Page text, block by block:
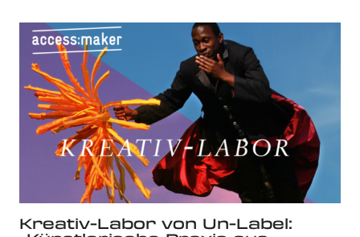
Kreativ-Labor von Un-Label: